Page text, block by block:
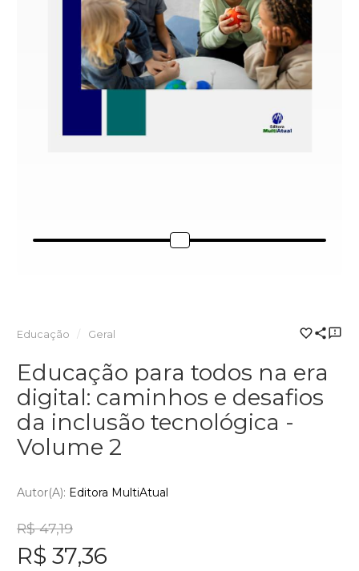
Educação Geral
Educação para todos na era
digital: caminhos e desafios
da inclusão tecnológica -
Volume 2
Autor(a): Editora MultiAtual
R$ 47,19
R$ 37,36